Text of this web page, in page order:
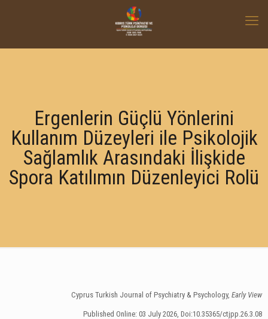
Ergenlerin Güçlü Yönlerini
Kullanım Düzeyleri ile Psikolojik
Sağlamlık Arasındaki İlişkide
Spora Katılımın Düzenleyici Rolü
Cyprus Turkish Journal of Psychiatry & Psychology, Early View
Published Online: 03 July 2026, Doi:10.35365/ctjpp.26.3.08